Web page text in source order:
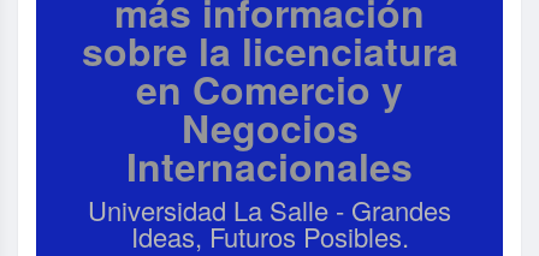
más información
sobre la licenciatura
en Comercio y
Negocios
Internacionales
Universidad La Salle - Grandes
Ideas, Futuros Posibles.